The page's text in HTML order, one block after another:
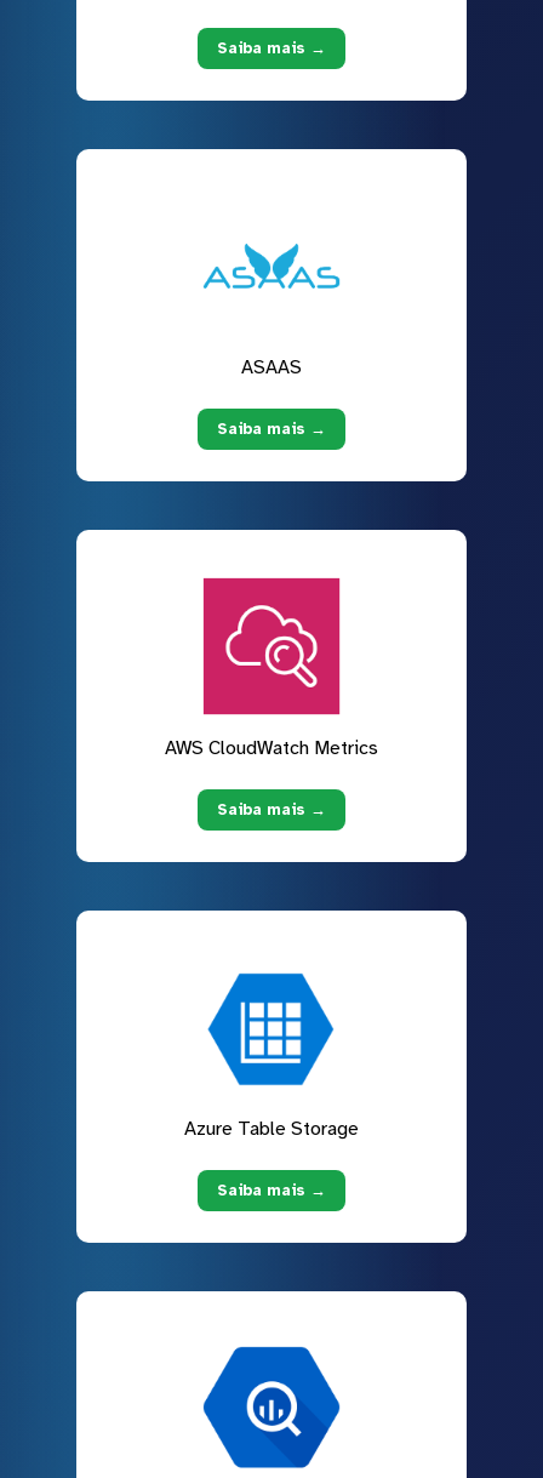
Saiba mais →
ASAAS
Saiba mais →
AWS CloudWatch Metrics
Saiba mais →
Azure Table Storage
Saiba mais →